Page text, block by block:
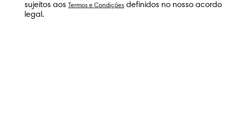
sujeitos aos
Termos e Condições definidos no nosso acordo
legal.